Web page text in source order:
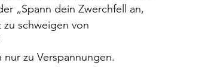
„Spann dein Zwerchfell an,
schweigen von
zu Verspannungen.